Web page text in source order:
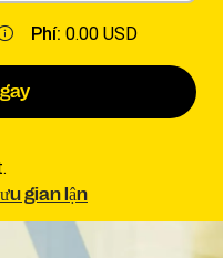
Phí: 0.00 USD
gian lận